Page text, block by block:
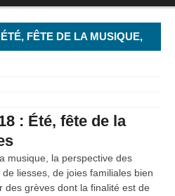
FÊTE DE LA MUSIQUE,
: Été, fête de la
musique, la perspective des
liesses, de joies familiales bien
des grèves dont la finalité est de